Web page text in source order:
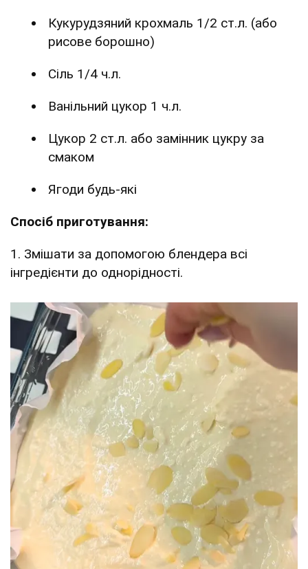
Кукурудзяний крохмаль 1/2 ст.л. (або
рисове борошно)
Сіль 1/4 ч.л.
Ванільний цукор 1 ч.л.
Цукор 2 ст.л. або замінник цукру за
смаком
Ягоди будь-які
Спосіб приготування:
1. Змішати за допомогою блендера всі
інгредієнти до однорідності.